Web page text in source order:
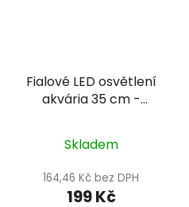
Fialové LED osvětlení
akvária 35 cm -
Skladem
164,46 Kč bez DPH
199 Kč